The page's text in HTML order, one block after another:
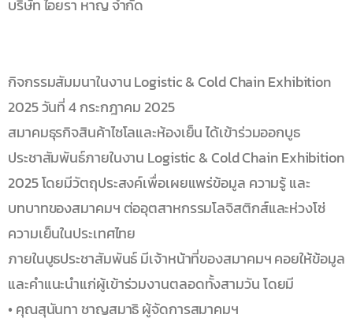
บริษัท ไอยรา หาญ จำกัด
กิจกรรมสัมมนาในงาน Logistic & Cold Chain Exhibition
2025 วันที่ 4 กระกฎาคม 2025
สมาคมธุรกิจสินค้าไซโลและห้องเย็น ได้เข้าร่วมออกบูธ
ประชาสัมพันธ์ภายในงาน Logistic & Cold Chain Exhibition
2025 โดยมีวัตถุประสงค์เพื่อเผยแพร่ข้อมูล ความรู้ และ
บทบาทของสมาคมฯ ต่ออุตสาหกรรมโลจิสติกส์และห่วงโซ่
ความเย็นในประเทศไทย
ภายในบูธประชาสัมพันธ์ มีเจ้าหน้าที่ของสมาคมฯ คอยให้ข้อมูล
และคำแนะนำแก่ผู้เข้าร่วมงานตลอดทั้งสามวัน โดยมี
• คุณสุนันทา ชาญสมาธิ ผู้จัดการสมาคมฯ